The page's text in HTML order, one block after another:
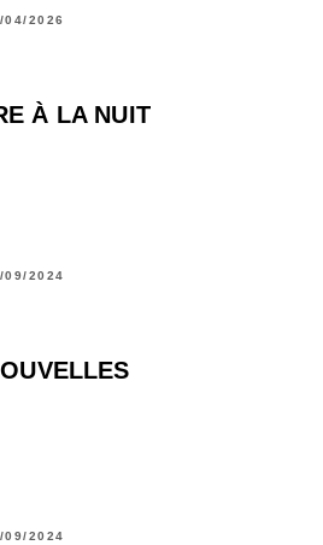
04/2026
À LA NUIT
09/2024
09/2024